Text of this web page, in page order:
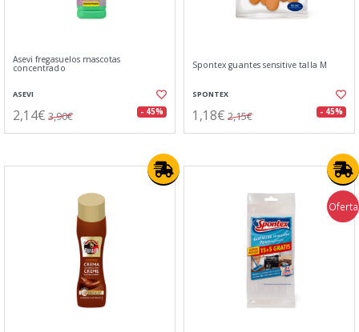
Asevi fregasuelos mascotas
concentrado
ASEVI
2,14€ 3,90€ - 45%
Spontex guantes sensitive talla M
SPONTEX
1,18€ 2,15€ - 45%
Oferta